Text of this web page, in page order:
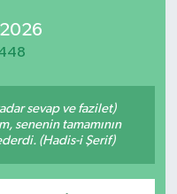
sevap ve fazilet)
senenin tamamının
(Hadis-i Şerif)